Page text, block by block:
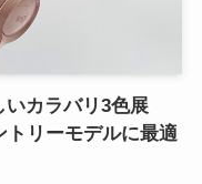
いカラバリ3色展
トリーモデルに最適